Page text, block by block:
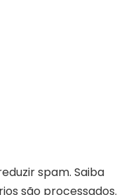
spam. Saiba
são processados.